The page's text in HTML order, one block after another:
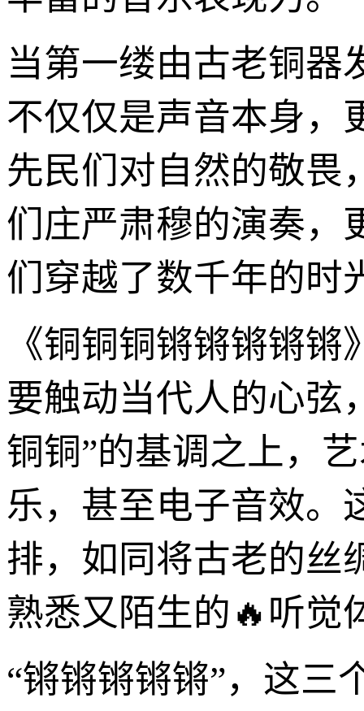
当第一缕由古老铜器
不仅仅是声音本身，
先民们对自然的敬畏
们庄严肃穆的演奏，
们穿越了数千年的时
《铜铜铜锵锵锵锵
要触动当代人的心弦
铜铜”的基调之上，
乐，甚至电子音效。
排，如同将古老的丝
熟悉又陌生的🔥听觉
“锵锵锵锵锵”，这三